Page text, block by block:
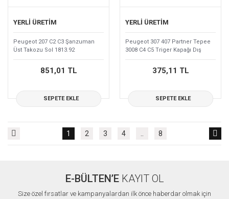
YERLİ ÜRETİM
Peugeot 207 C2 C3 Şanzuman
Üst Takozu Sol 1813.92
851,01 TL
SEPETE EKLE
YERLİ ÜRETİM
Peugeot 307 407 Partner Tepee
3008 C4 C5 Triger Kapağı Dış
0320.T6
375,11 TL
SEPETE EKLE
1 2 3 4 8
E-BÜLTEN’EKAYIT OL
Size özel fırsatlar ve kampanyalardan ilk önce haberdar olmak için